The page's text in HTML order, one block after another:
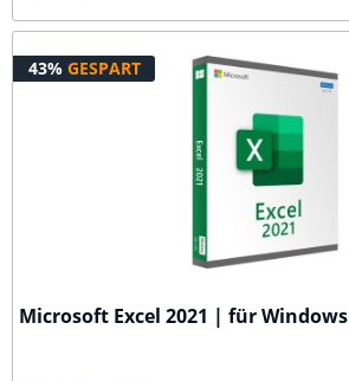
43% GESPART
Microsoft Excel 2021 | für Windows